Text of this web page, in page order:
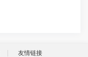
友情链接